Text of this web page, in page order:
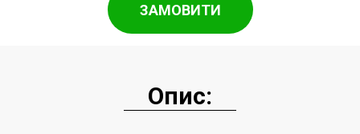
ЗАМОВИТИ
Опис: